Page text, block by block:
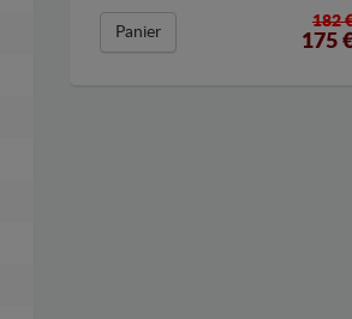
Panier
182
175